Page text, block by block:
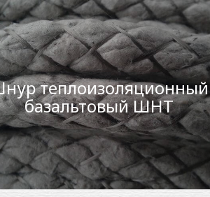
теплоизоляционный
базальтовый ШНТ